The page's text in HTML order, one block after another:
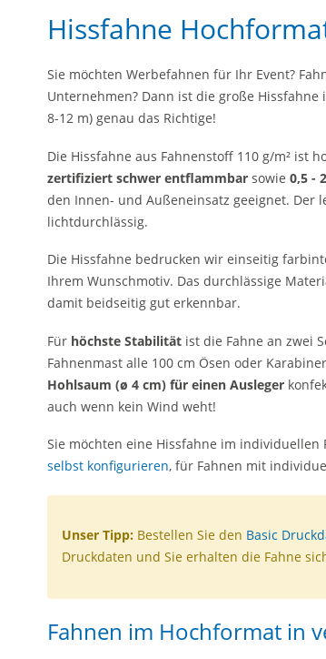
Hissfahne
Sie möchten Werbefahnen für Ihr Event?
Unternehmen? Dann ist die große
8-12 m) genau das Richtige!
Die Hissfahne aus Fahnenstoff 110 g/m² ist
zertifiziert schwer entflammbar sowie 0,5 -
den Innen- und Außeneinsatz geeignet. Der
lichtdurchlässig.
Die Hissfahne bedrucken wir einseitig
Ihrem Wunschmotiv. Das durchlässige
damit beidseitig gut erkennbar.
Für höchste Stabilität ist die Fahne an zwei
Fahnenmast alle 100 cm Ösen oder
Hohlsaum (ø 4 cm) für einen Ausleger
auch wenn kein Wind weht!
Sie möchten eine Hissfahne im individuellen
selbst konfigurieren, für Fahnen mit
Unser Tipp: Bestellen Sie den Basic
Druckdaten und Sie erhalten die Fahne
Fahnen im Hochformat in